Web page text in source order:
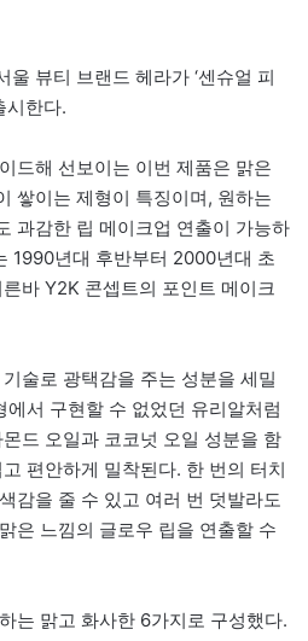
뷰티 브랜드 헤라가 ‘센슈얼 피
시한다.
드해 선보이는 이번 제품은 맑은
쌓이는 제형이 특징이며, 원하는
과감한 립 메이크업 연출이 가능하
1990년대 후반부터 2000년대 초
바 Y2K 콘셉트의 포인트 메이크
술로 광택감을 주는 성분을 세밀
서 구현할 수 없었던 유리알처럼
드 오일과 코코넛 오일 성분을 함
편안하게 밀착된다. 한 번의 터치
감을 줄 수 있고 여러 번 덧발라도
은 느낌의 글로우 립을 연출할 수
는 맑고 화사한 6가지로 구성했다.